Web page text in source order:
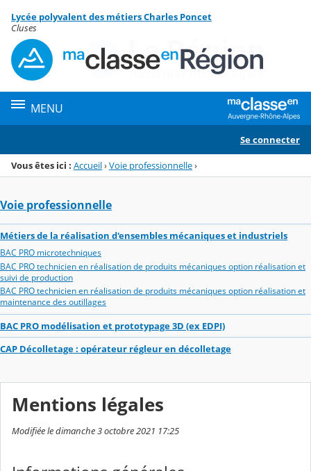
Menu de la rubrique
Contenu
Lycée polyvalent des métiers Charles Poncet
Cluses
MENU
Se connecter
Vous êtes ici : Accueil›Voie professionnelle›
Voie professionnelle
Métiers de la réalisation d'ensembles mécaniques et industriels
BAC PRO microtechniques
BAC PRO technicien en réalisation de produits mécaniques option réalisation et
suivi de production
BAC PRO technicien en réalisation de produits mécaniques option réalisation et
maintenance des outillages
BAC PRO modélisation et prototypage 3D (ex EDPI)
CAP Décolletage : opérateur régleur en décolletage
Mentions légales
Modifiée le dimanche 3 octobre 2021 17:25